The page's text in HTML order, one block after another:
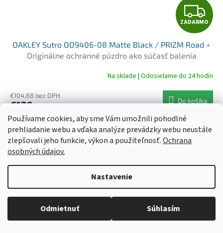
Používame cookies, aby sme Vám umožnili pohodlné
prehliadanie webu a vďaka analýze prevádzky webu neustále
zlepšovali jeho funkcie, výkon a použiteľnosť.Ochrana
osobných údajov.
Nastavenie
Odmietnuť Súhlasím
Objednaný tovar si môžete prevziať osobne v predajni SELEKTRA,
Družstevná 1143/24, Partizánske, tel.: 038/7490000. Všetok tovar je
Z
A
D
A
R
O
ZADARMO
OAKLEY Sutro OO9406-08 Matte Black / PRIZM Road +
Originálne ochranné púzdro ako súčasť balenia
Na sklade | Odosielame do 24 hodín
€104,88 bez DPH
€129/ ks
Do košíka
Slnečné okuliare Oakley Sutro OO9406-0837 PRIZM sú súčasťou
najnovšej Oakley kolekcie navrhnutej pre mužov. Tento
elegantný celorámový model odzrkadľuje...
Kód:6139